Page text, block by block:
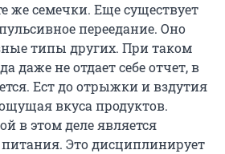
же семечки. Еще существует
переедание. Оно
типы других. При таком
даже не отдает себе отчет, в
Ест до отрыжки и вздутия
вкуса продуктов.
в этом деле является
Это дисциплинирует